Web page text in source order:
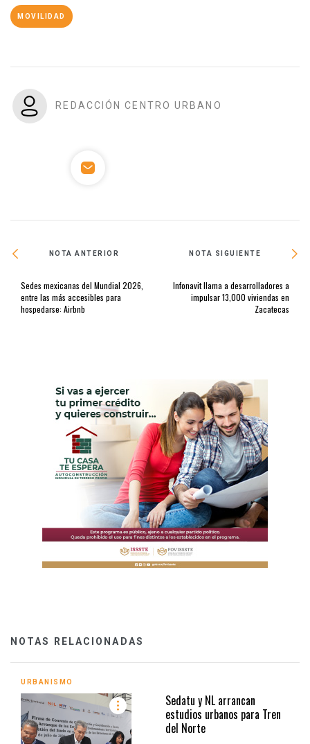
MOVILIDAD
REDACCIÓN CENTRO URBANO
NOTA ANTERIOR
Sedes mexicanas del Mundial 2026,
entre las más accesibles para
hospedarse: Airbnb
NOTA SIGUIENTE
Infonavit llama a desarrolladores a
impulsar 13,000 viviendas en
Zacatecas
NOTAS RELACIONADAS
URBANISMO
Sedatu y NL arrancan
estudios urbanos para Tren
del Norte